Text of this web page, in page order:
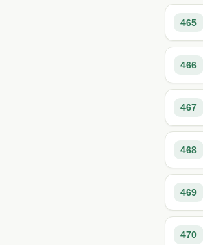
465
466
467
468
469
470